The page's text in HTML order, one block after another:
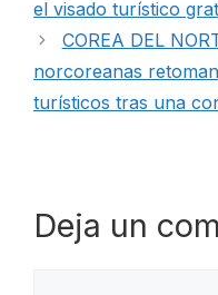
el visado turístico
COREA DEL
norcoreanas
turísticos tras una
Deja un